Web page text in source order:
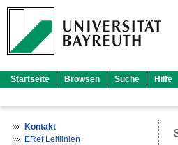
Startseite Browsen Suche Hilfe
Kontakt
ERef Leitlinien